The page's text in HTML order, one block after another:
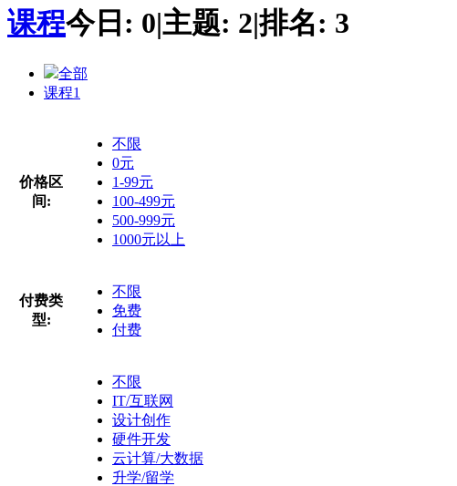
课程今日: 0|主题: 2|排名: 3
全部
课程1
价格区
间:
不限
0元
1-99元
100-499元
500-999元
1000元以上
付费类
型:
不限
免费
付费
不限
IT/互联网
设计创作
硬件开发
云计算/大数据
升学/留学